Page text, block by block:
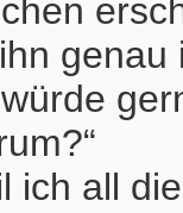
genau
ich all